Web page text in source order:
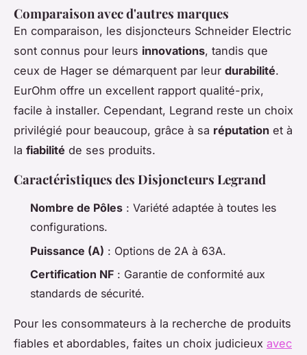
Comparaison avec d'autres marques
En comparaison, les disjoncteurs Schneider Electric
sont connus pour leurs innovations, tandis que
ceux de Hager se démarquent par leur durabilité.
EurOhm offre un excellent rapport qualité-prix,
facile à installer. Cependant, Legrand reste un choix
privilégié pour beaucoup, grâce à sa réputation et à
la fiabilité de ses produits.
Caractéristiques des Disjoncteurs Legrand
Nombre de Pôles : Variété adaptée à toutes les
configurations.
Puissance (A) : Options de 2A à 63A.
Certification NF : Garantie de conformité aux
standards de sécurité.
Pour les consommateurs à la recherche de produits
fiables et abordables, faites un choix judicieux avec